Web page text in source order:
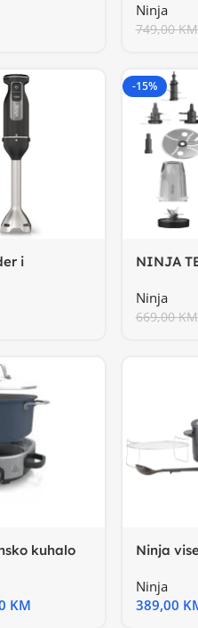
Ninja
749,00KM
i
-15%
NINJA
Ninja
669,00KM
kuhalo
KM
Ninja
Ninja
389,00